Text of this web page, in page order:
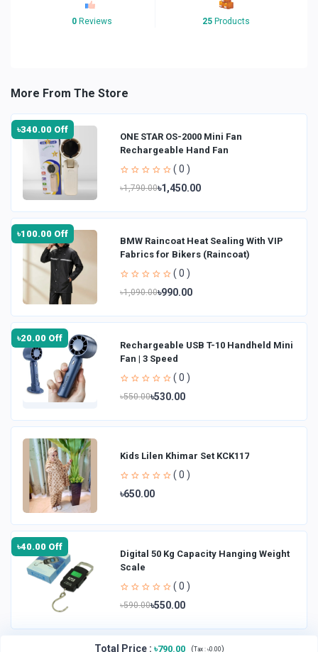
0 Reviews 25 Products
More From The Store
৳340.00 Off
ONE STAR OS-2000 Mini Fan
Rechargeable Hand Fan
( 0 )
৳1,790.00৳1,450.00
৳100.00 Off
BMW Raincoat Heat Sealing With VIP
Fabrics for Bikers (Raincoat)
( 0 )
৳1,090.00৳990.00
৳20.00 Off
Rechargeable USB T-10 Handheld Mini
Fan | 3 Speed
( 0 )
৳550.00৳530.00
Kids Lilen Khimar Set KCK117
( 0 )
৳650.00
৳40.00 Off
Digital 50 Kg Capacity Hanging Weight
Scale
( 0 )
৳590.00৳550.00
Total Price: ৳790.00 (Tax : ৳0.00)